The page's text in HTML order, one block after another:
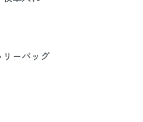
リーバッグ